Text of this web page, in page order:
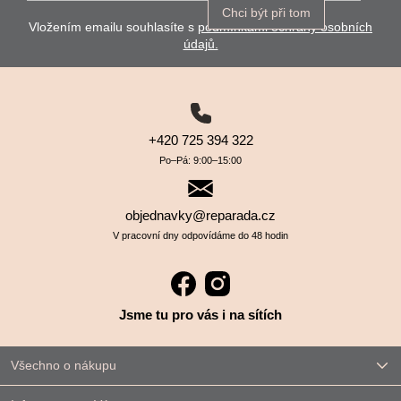
Chci být při tom
Vložením emailu souhlasíte s podmínkami ochrany osobních
údajů.
+420 725 394 322
Po–⁠⁠⁠⁠⁠⁠Pá: 9:00–⁠⁠⁠⁠⁠⁠15:00
objednavky@reparada.cz
V pracovní dny odpovídáme do 48 hodin
Jsme tu pro vás i na sítích
Všechno o nákupu